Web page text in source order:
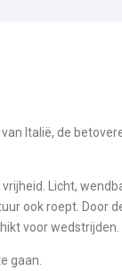
Italië, de
Licht,
ook roept. Door
voor wedstrijden.
gaan.